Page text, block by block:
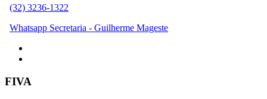
(32) 3236-1322
Whatsapp Secretaria - Guilherme Mageste
FIVA